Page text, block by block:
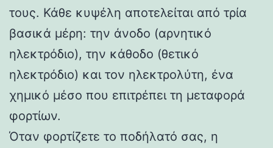
τους. Κάθε κυψέλη αποτελείται από τρία
βασικά μέρη: την άνοδο (αρνητικό
ηλεκτρόδιο), την κάθοδο (θετικό
ηλεκτρόδιο) και τον ηλεκτρολύτη, ένα
χημικό μέσο που επιτρέπει τη μεταφορά
φορτίων.
Όταν φορτίζετε το ποδήλατό σας, η